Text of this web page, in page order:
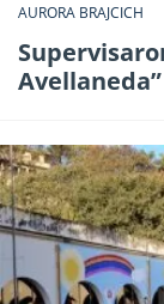
AURORA BRAJCICH
Avellaneda”